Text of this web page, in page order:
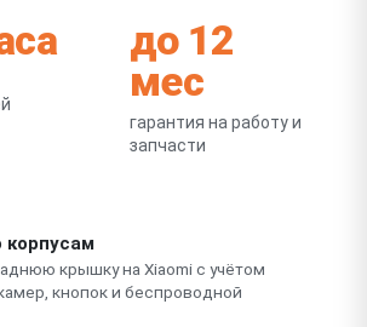
до 12
мес
гарантия на работу и
запчасти
корпусам
крышку на Xiaomi с учётом
кнопок и беспроводной